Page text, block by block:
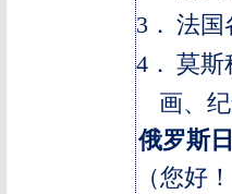
3． 法国
4． 莫斯
画、
俄罗斯
（您好